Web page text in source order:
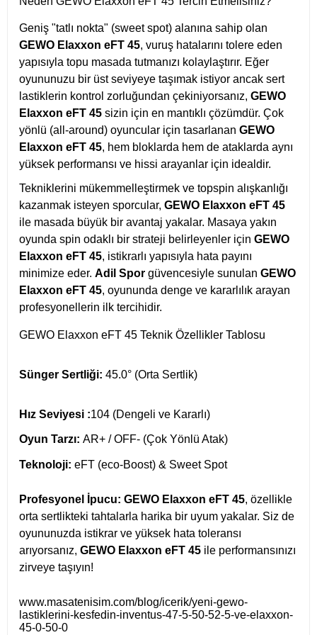
Geniş "tatlı nokta" (sweet spot) alanına sahip olan
GEWO Elaxxon eFT 45, vuruş hatalarını tolere eden
yapısıyla topu masada tutmanızı kolaylaştırır. Eğer
oyununuzu bir üst seviyeye taşımak istiyor ancak sert
lastiklerin kontrol zorluğundan çekiniyorsanız, GEWO
Elaxxon eFT 45 sizin için en mantıklı çözümdür. Çok
yönlü (all-around) oyuncular için tasarlanan GEWO
Elaxxon eFT 45, hem bloklarda hem de ataklarda aynı
yüksek performansı ve hissi arayanlar için idealdir.
Tekniklerini mükemmelleştirmek ve topspin alışkanlığı
kazanmak isteyen sporcular, GEWO Elaxxon eFT 45
ile masada büyük bir avantaj yakalar. Masaya yakın
oyunda spin odaklı bir strateji belirleyenler için GEWO
Elaxxon eFT 45, istikrarlı yapısıyla hata payını
minimize eder. Adil Spor güvencesiyle sunulan GEWO
Elaxxon eFT 45, oyununda denge ve kararlılık arayan
profesyonellerin ilk tercihidir.
GEWO Elaxxon eFT 45 Teknik Özellikler Tablosu
Sünger Sertliği: 45.0° (Orta Sertlik)
Hız Seviyesi :104 (Dengeli ve Kararlı)
Oyun Tarzı: AR+ / OFF- (Çok Yönlü Atak)
Teknoloji: eFT (eco-Boost) & Sweet Spot
Profesyonel İpucu: GEWO Elaxxon eFT 45, özellikle
orta sertlikteki tahtalarla harika bir uyum yakalar. Siz de
oyununuzda istikrar ve yüksek hata toleransı
arıyorsanız, GEWO Elaxxon eFT 45 ile performansınızı
zirveye taşıyın!
www.masatenisim.com/blog/icerik/yeni-gewo-
lastiklerini-kesfedin-inventus-47-5-50-52-5-ve-elaxxon-
45-0-50-0